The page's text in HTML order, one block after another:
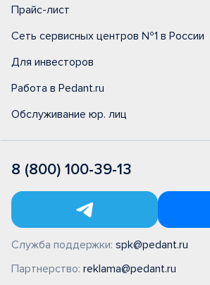
Прайс-лист
Сеть сервисных центров №1 в России
Для инвесторов
Работа в Pedant.ru
Обслуживание юр. лиц
8 (800) 100-39-13
Служба поддержки: spk@pedant.ru
Партнерство: reklama@pedant.ru